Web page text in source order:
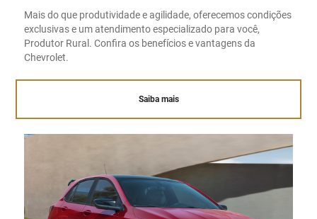
Mais do que produtividade e agilidade, oferecemos condições
exclusivas e um atendimento especializado para você,
Produtor Rural. Confira os benefícios e vantagens da
Chevrolet.
Saiba mais